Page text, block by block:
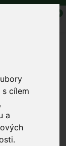
cílem
a
0